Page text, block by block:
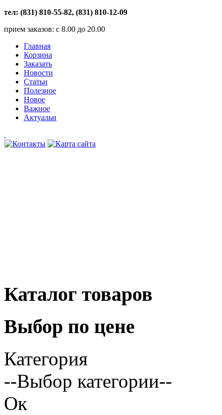
тел: (831) 810-55-82, (831) 810-12-09
прием заказов: с 8.00 до 20.00
Главная
Корзина
Заказать
Новости
Статьи
Полезное
Новое
Важное
Актуальн
Каталог товаров
Выбор по цене
Категория
--Выбор категории--
Ок